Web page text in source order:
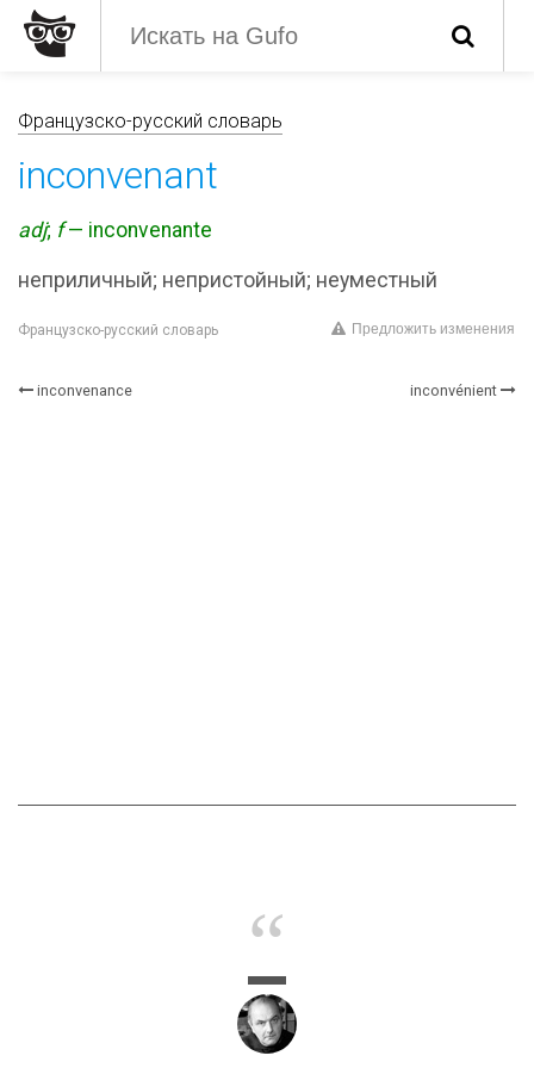
Французско-русский словарь
inconvenant
adj; f— inconvenante
неприличный; непристойный; неуместный
Французско-русский словарь Предложить изменения
inconvenance inconvénient